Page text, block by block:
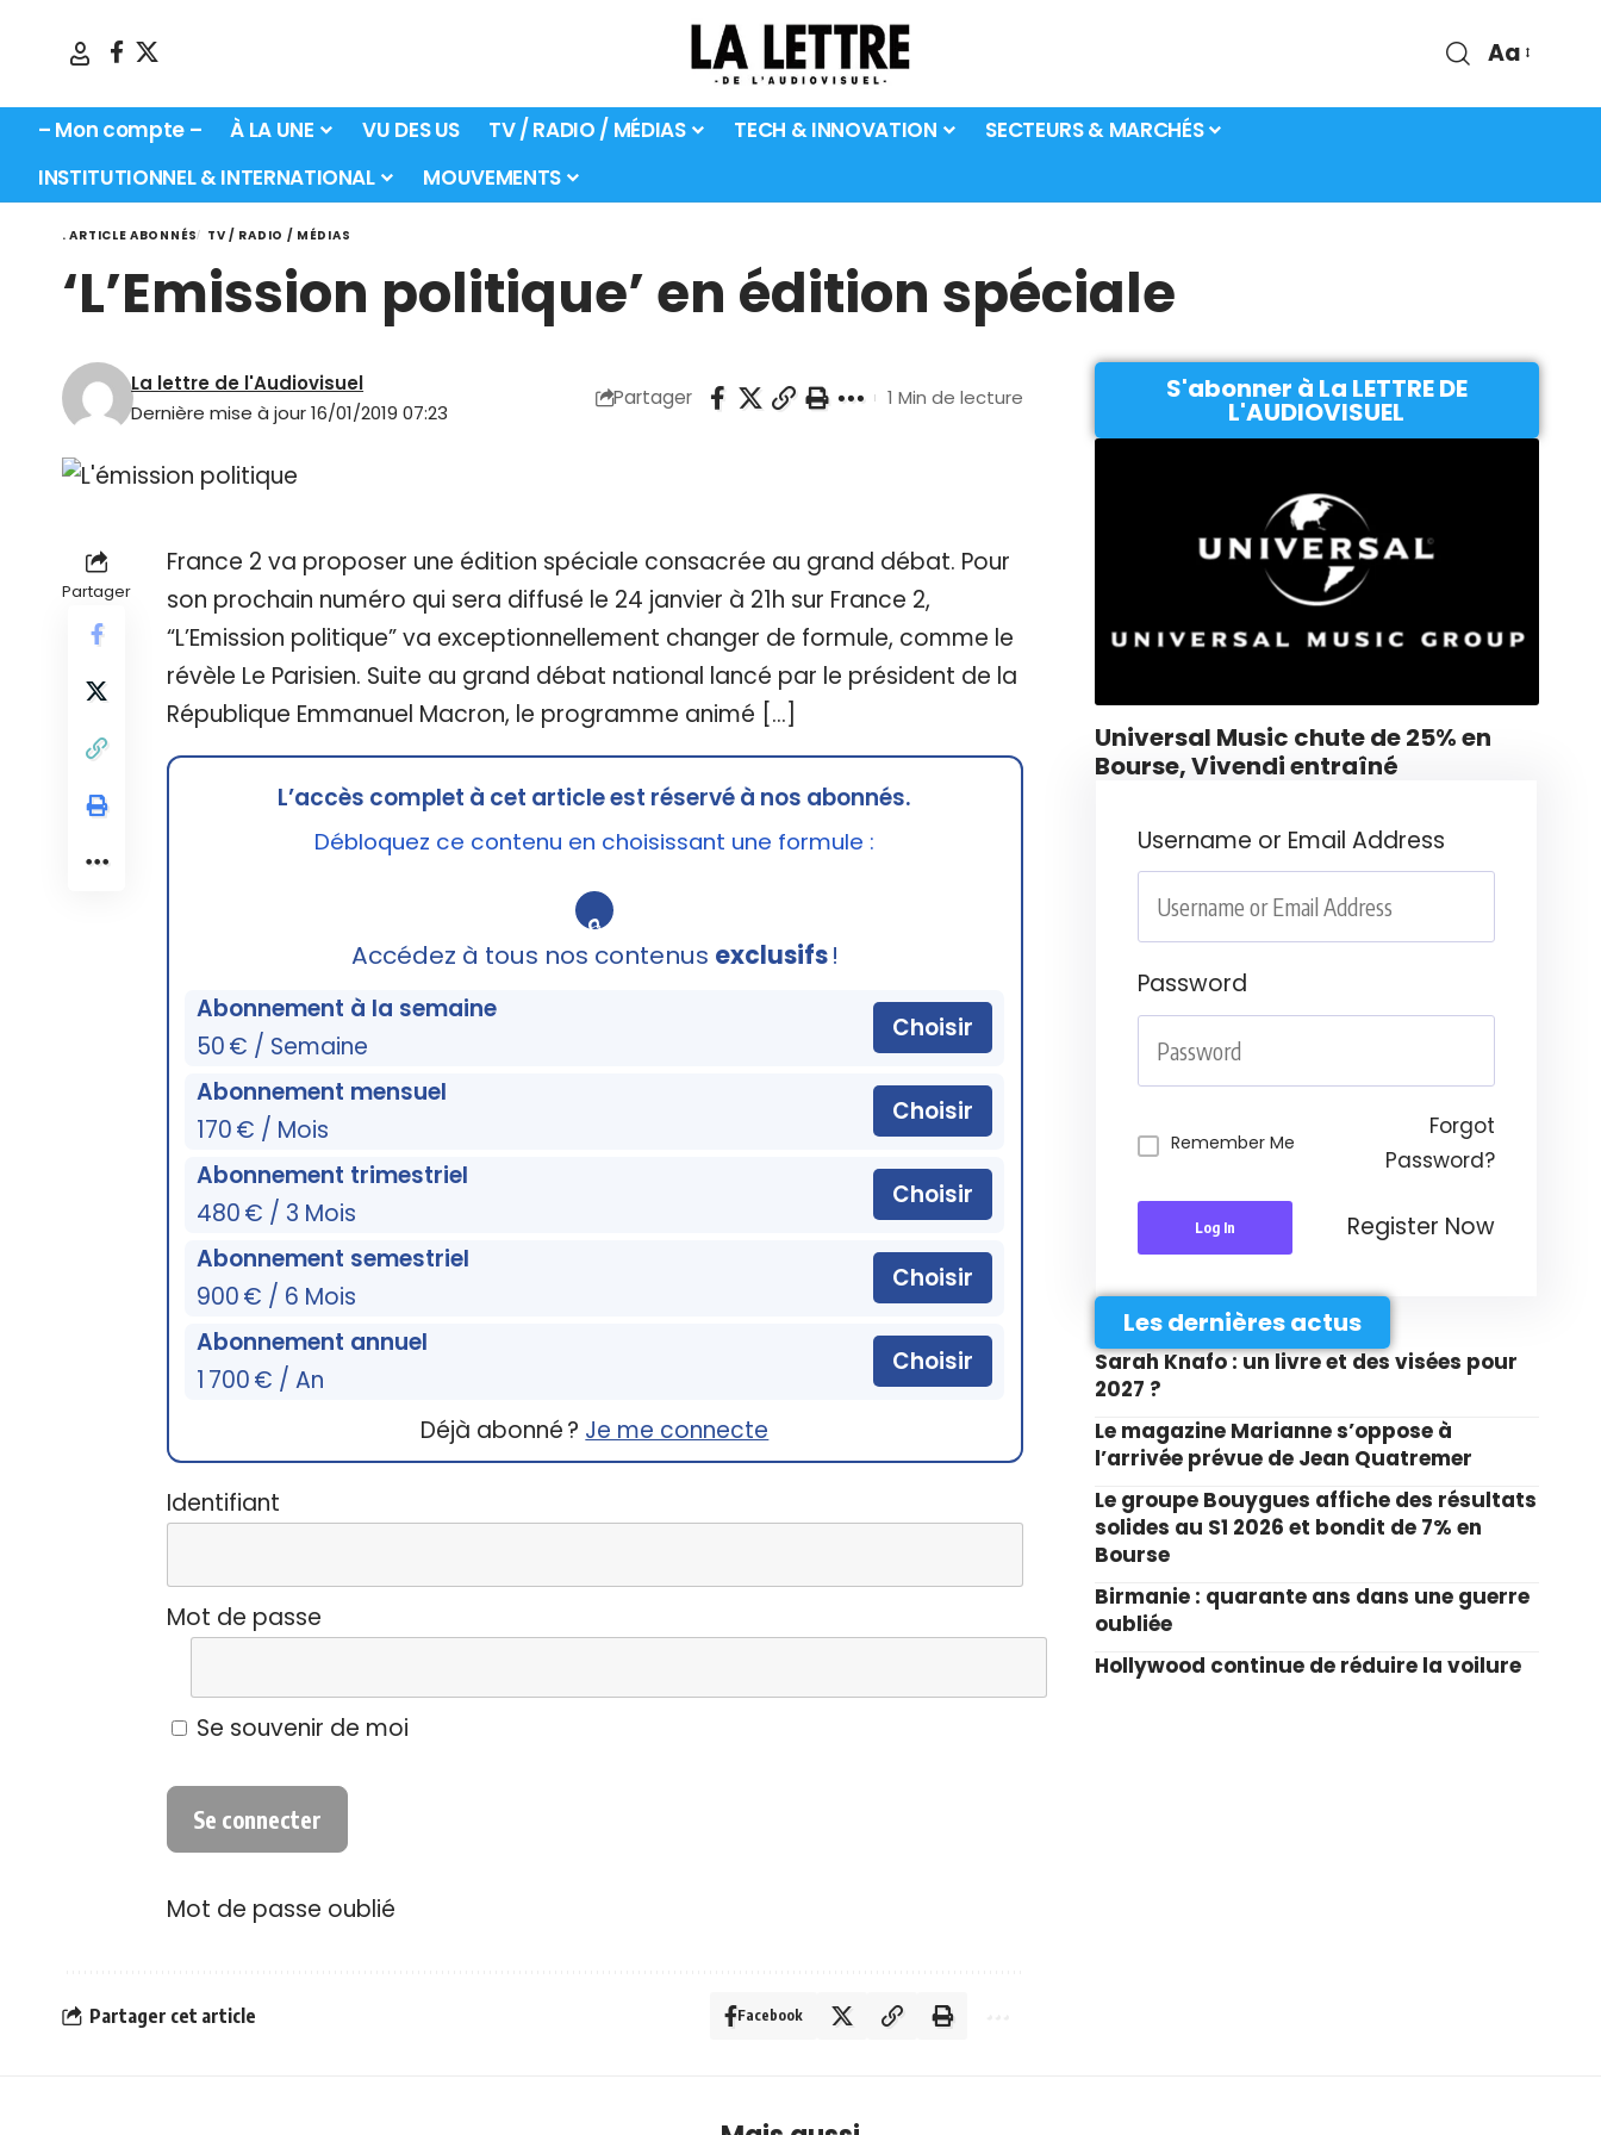
Aa
– Mon compte – À LA UNE VU DES US TV / RADIO / MÉDIAS TECH & INNOVATION
SECTEURS & MARCHÉS
INSTITUTIONNEL & INTERNATIONAL
MOUVEMENTS
. ARTICLE ABONNÉS TV / RADIO / MÉDIAS
‘L’Emission politique’ en édition spéciale
Dernière mise à jour 16/01/2019 07:23
La lettre de l'Audiovisuel
Partager 1 Min de lecture
Partager
France 2 va proposer une édition spéciale consacrée au grand débat. Pour
son prochain numéro qui sera diffusé le 24 janvier à 21h sur France 2,
“L’Emission politique” va exceptionnellement changer de formule, comme le
révèle Le Parisien. Suite au grand débat national lancé par le président de la
République Emmanuel Macron, le programme animé […]
L’accès complet à cet article est réservé à nos abonnés.
Débloquez ce contenu en choisissant une formule :
🔒
Accédez à tous nos contenus exclusifs!
Abonnement à la semaine
50 € / Semaine
Choisir
Abonnement mensuel
170 € / Mois
Choisir
Abonnement trimestriel
480 € / 3 Mois
Choisir
Abonnement semestriel
900 € / 6 Mois
Choisir
Abonnement annuel
1 700 € / An
Choisir
Déjà abonné ? Je me connecte
Identifiant
Mot de passe
Se souvenir de moi
Mot de passe oublié
Partager cet article Facebook
S'abonner à La LETTRE DE
L'AUDIOVISUEL
Universal Music chute de 25% en
Bourse, Vivendi entraîné
Username or Email Address
Password
Remember Me
Forgot
Password?
Log In Register Now
Les dernières actus
Sarah Knafo : un livre et des visées pour
2027 ?
Le magazine Marianne s’oppose à
l’arrivée prévue de Jean Quatremer
Le groupe Bouygues affiche des résultats
solides au S1 2026 et bondit de 7% en
Bourse
Birmanie : quarante ans dans une guerre
oubliée
Hollywood continue de réduire la voilure